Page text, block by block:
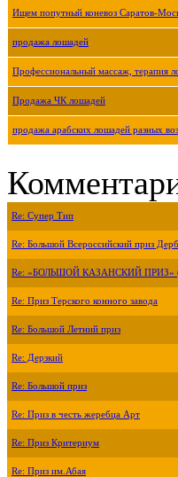
Ищем попутный коневоз Саратов-
продажа лошадей
Профессиональный массаж, терапия
Продажа ЧК лошадей
продажа арабских лошадей разных
Re: Супер Тип
Re: Большой Всероссийский приз
Re: «БОЛЬШОЙ КАЗАНСКИЙ ПРИЗ»
Re: Приз Терского конного завода
Re: Большой Летний приз
Re: Дерзкий
Re: Большой приз
Re: Приз в честь жеребца Арт
Re: Приз Критериум
Re: Приз им.Абая